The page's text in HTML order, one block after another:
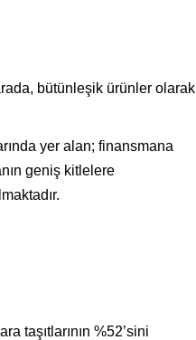
bütünleşik ürünler olarak
yer alan; finansmana
geniş kitlelere
taşıtlarının %52’sini